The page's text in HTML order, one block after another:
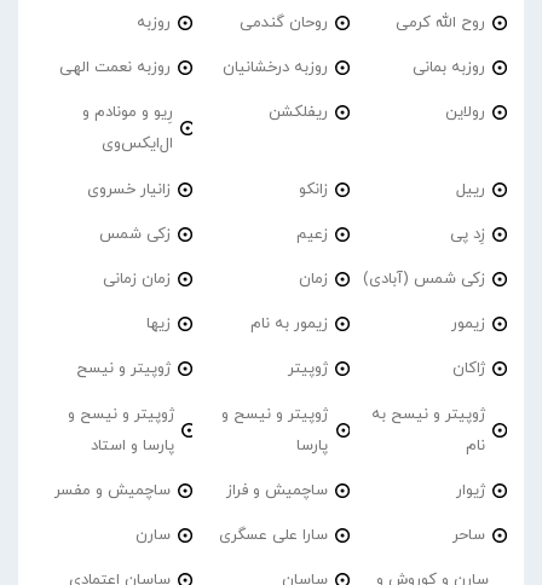
روح الله کرمی روحان گندمی روزبه
روزبه بمانی روزبه درخشانیان روزبه نعمت الهی
رولاین ریفلکشن
رِیو و مونادم و
ال‌ایکس‌وی
رییل زانکو زانیار خسروی
زِد پی زعیم زکی شمس
زکی شمس (آبادی) زمان زمان زمانی
زیمور زیمور به نام زیها
ژاکان ژوپیتر ژوپیتر و نیسح
ژوپیتر و نیسح به
نام
ژوپیتر و نیسح و
پارسا
ژوپیتر و نیسح و
پارسا و استاد
ژیوار ساچمیش و فراز ساچمیش و مفسر
ساحر سارا علی عسگری سارن
سارن و کوروش و ساسان ساسان اعتمادی